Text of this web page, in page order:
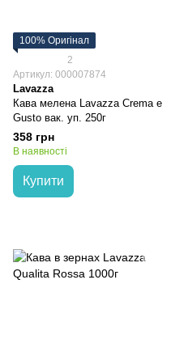
100% Оригінал
2
Артикул: 000007874
Lavazza
Кава мелена Lavazza Crema e
Gusto вак. уп. 250г
358 грн
В наявності
Купити